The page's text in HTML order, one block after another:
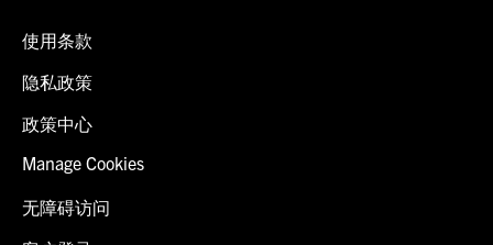
使用条款
隐私政策
政策中心
Manage Cookies
无障碍访问